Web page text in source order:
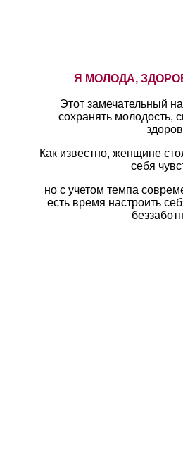
Я МОЛОДА,
Этот замечательный
сохранять молодость,
Как известно, женщине
себя
но с учетом темпа
есть время настроить